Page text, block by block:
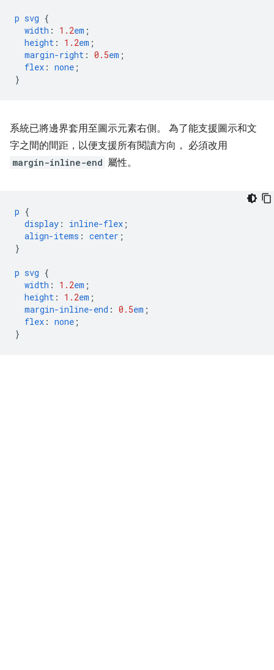
p svg {
width : 1.2em ;
height : 1.2em ;
margin-right : 0.5em ;
flex : none ;
}
系統已將邊界套用至圖示元素右側。 為了能支援圖示和文
字之間的間距，以便支援所有閱讀方向， 必須改用
margin-inline-end 屬性。
p {
display : inline-flex ;
align-items : center ;
}
p svg {
width : 1.2em ;
height : 1.2em ;
margin-inline-end : 0.5em ;
flex : none ;
}